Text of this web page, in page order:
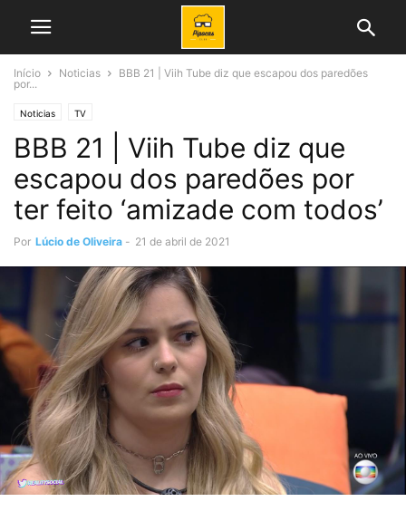
Início Noticias
BBB 21 | Viih Tube diz que escapou dos paredões
por...
Noticias TV
BBB 21 | Viih Tube diz que
escapou dos paredões por
ter feito ‘amizade com todos’
Por Lúcio de Oliveira - 21 de abril de 2021